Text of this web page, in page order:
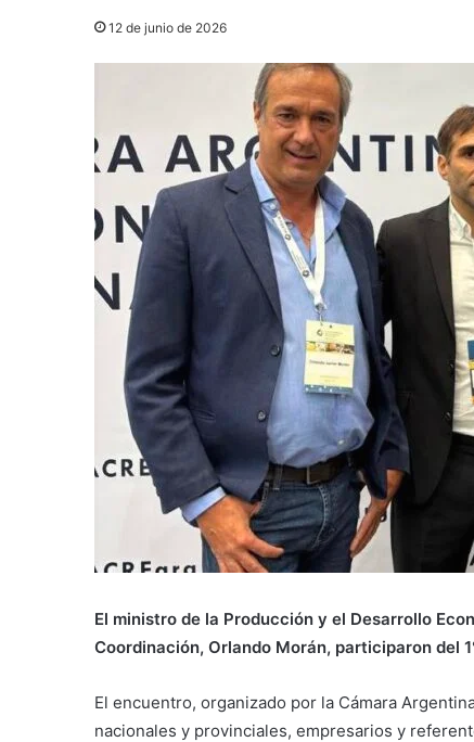
12 de junio de 2026
El ministro de la Producción y el Desarrollo
Coordinación, Orlando Morán, participaron del
El encuentro, organizado por la Cámara
nacionales y provinciales, empresarios y